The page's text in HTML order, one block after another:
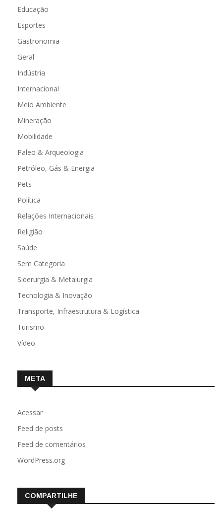
Educação
Esportes
Gastronomia
Geral
Indústria
Internacional
Meio Ambiente
Mineração
Mobilidade
Paleo & Arqueologia
Petróleo, Gás & Energia
Pets
Política
Relações Internacionais
Religião
Saúde
Sem Categoria
Siderurgia & Metalurgia
Tecnologia & Inovação
Transporte, Infraestrutura & Logística
Turismo
Vídeo
META
Acessar
Feed de posts
Feed de comentários
WordPress.org
COMPARTILHE